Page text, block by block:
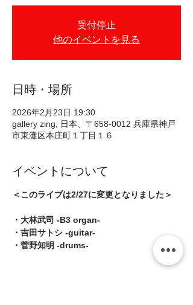
受付停止
他のイベントを見る
日時・場所
2026年2月23日 19:30
gallery zing, 日本、〒658-0012 兵庫県神戸
市東灘区本庄町１丁目１６
イベントについて
＜このライブは2/27に変更となりました＞
・大林武司 -B3 organ-
・吉田サトシ -guitar-
・菅野知明 -drums-